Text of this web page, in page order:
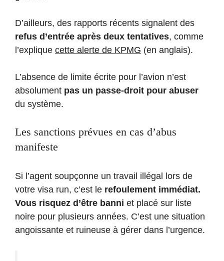
D’ailleurs, des rapports récents signalent des
refus d’entrée après deux tentatives, comme
l’explique cette alerte de KPMG (en anglais).
L’absence de limite écrite pour l’avion n’est
absolument pas un passe-droit pour abuser
du système.
Les sanctions prévues en cas d’abus
manifeste
Si l’agent soupçonne un travail illégal lors de
votre visa run, c’est le refoulement immédiat.
Vous risquez d’être banni et placé sur liste
noire pour plusieurs années. C’est une situation
angoissante et ruineuse à gérer dans l’urgence.